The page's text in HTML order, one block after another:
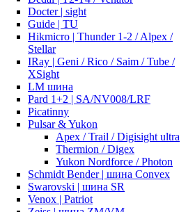
Docter | sight
Guide | TU
Hikmicro | Thunder 1-2 / Alpex /
Stellar
IRay | Geni / Rico / Saim / Tube /
XSight
LM шина
Pard 1+2 | SA/NV008/LRF
Picatinny
Pulsar & Yukon
Apex / Trail / Digisight ultra
Thermion / Digex
Yukon Nordforce / Photon
Schmidt Bender | шина Convex
Swarovski | шина SR
Venox | Patriot